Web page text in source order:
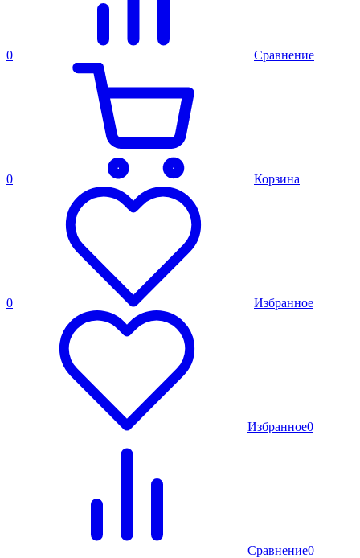
0 Сравнение
0 Корзина
0 Избранное
Избранное0
Сравнение0